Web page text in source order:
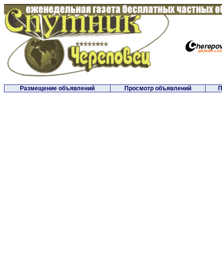
Размещение объявлений Просмотр объявлений